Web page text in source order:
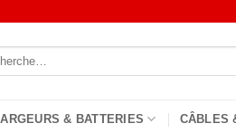
& BATTERIES CÂBLES